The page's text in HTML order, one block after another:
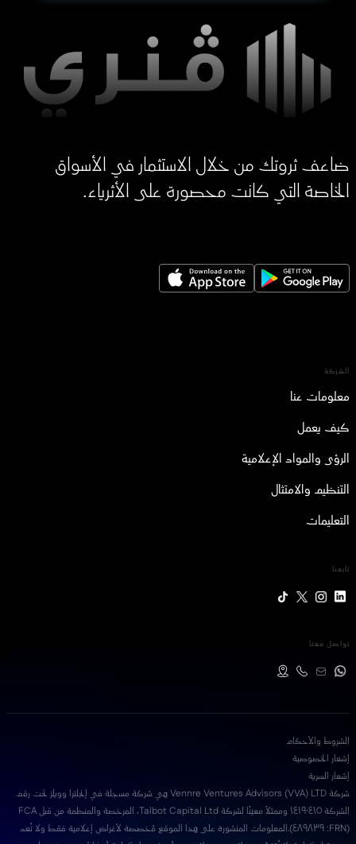
ضاعف ثروتك من خلال الاستثمار في الأسواق
الخاصة التي كانت محصورة على الأثرياء.
الشركة
معلومات عنا
كيف يعمل
الرؤى والمواد الإعلامية
التنظيم والامتثال
التعليمات
تابعنا
تواصل معنا
الشروط والأحكام
إشعار الخصوصية
إشعار السرية
شركة Vennre Ventures Advisors (VVA) LTD هي شركة مسجلة في إنجلترا وويلز تحت رقم
الشركة ١٤١٩٠٤١٥ وممثلاً معينًا لشركة Talbot Capital Ltd، المرخصة والمنظمة من قبل FCA
(FRN: ٤٨٩٨٣٩).المعلومات المنشورة على هذا الموقع مُخصصة لأغراض إعلامية فقط ولا تُعد